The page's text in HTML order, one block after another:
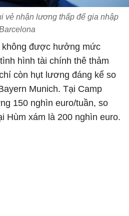
vẻ nhận lương thấp để gia nhập
không được hưởng mức
hình tài chính thê thảm
còn hụt lương đáng kể so
Munich. Tại Camp
150 nghìn euro/tuần, so
Hùm xám là 200 nghìn euro.